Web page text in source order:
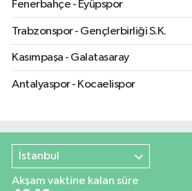
Fenerbahçe - Eyüpspor
Trabzonspor - Gençlerbirliği S.K.
Kasımpaşa - Galatasaray
Antalyaspor - Kocaelispor
İstanbul
Akşam vaktine kalan süre